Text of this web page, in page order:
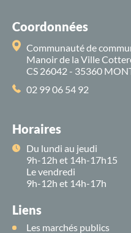
Coordonnées
Communauté de
Manoir de la Ville
CS 26042 - 35360
02 99 06 54 92
Horaires
Du lundi au jeudi
9h-12h et 14h-17h15
Le vendredi
9h-12h et 14h-17h
Liens
Les marchés publics